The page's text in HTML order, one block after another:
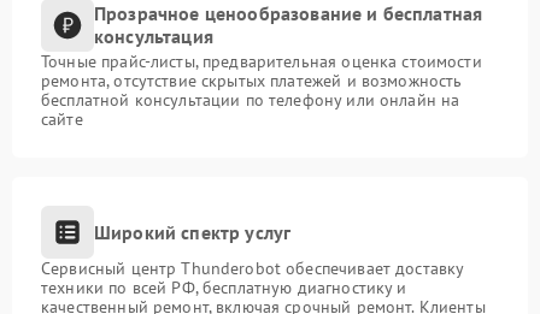
Прозрачное ценообразование и бесплатная
консультация
Точные прайс-листы, предварительная оценка стоимости
ремонта, отсутствие скрытых платежей и возможность
бесплатной консультации по телефону или онлайн на
сайте
Широкий спектр услуг
Сервисный центр Thunderobot обеспечивает доставку
техники по всей РФ, бесплатную диагностику и
качественный ремонт, включая срочный ремонт. Клиенты